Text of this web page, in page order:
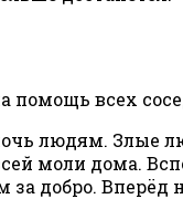
помощь всех
людям. Злые
моли дома.
добро. Вперёд